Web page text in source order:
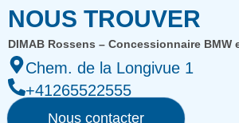
NOUS TROUVER
DIMAB Rossens – Concessionnaire BMW
Chem. de la Longivue 1
+41265522555
Nous contacter